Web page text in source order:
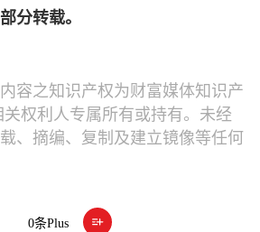
分转载。
容之知识产权为财富媒体知识产
权利人专属所有或持有。未经
、摘编、复制及建立镜像等任何
0条Plus